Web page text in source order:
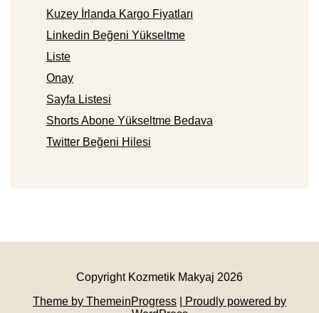
Kuzey İrlanda Kargo Fiyatları
Linkedin Beğeni Yükseltme
Liste
Onay
Sayfa Listesi
Shorts Abone Yükseltme Bedava
Twitter Beğeni Hilesi
Copyright Kozmetik Makyaj 2026
Theme by ThemeinProgress
| Proudly powered by